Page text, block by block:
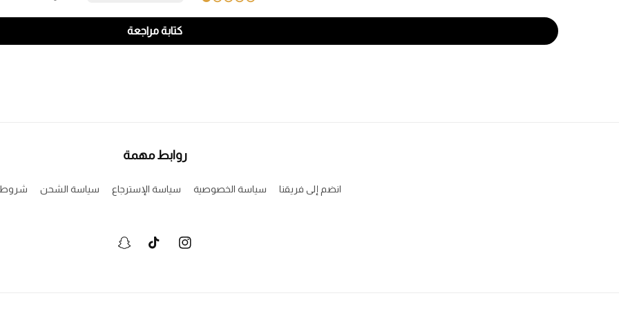
كتابة مراجعة
روابط مهمة
انضم إلى فريقنا سياسة الخصوصية سياسة الإسترجاع سياسة الشحن شروط
انستجرام تيكتوك سنابشات